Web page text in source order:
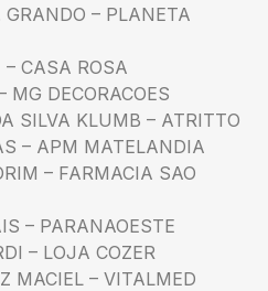
– PLANETA
CASA ROSA
DECORACOES
SILVA KLUMB – ATRITTO
– APM MATELANDIA
– FARMACIA SAO
– PARANAOESTE
– LOJA COZER
MACIEL – VITALMED